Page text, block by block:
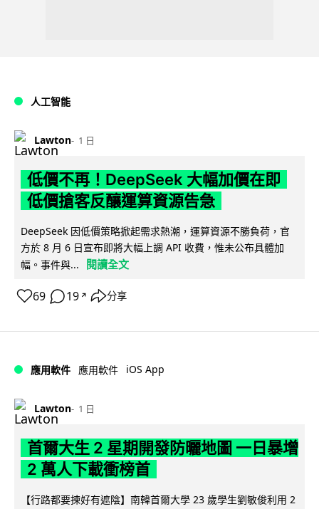
人工智能
Lawton 1 日
低價不再！DeepSeek 大幅加價在即
低價搶客反釀運算資源告急
DeepSeek 因低價策略掀起需求熱潮，運算資源不勝負荷，官
方於 8 月 6 日宣布即將大幅上調 API 收費，惟未公布具體加
幅。事件與...
閱讀全文
69 19 ↗ 分享
應用軟件 應用軟件 iOS App
Lawton 1 日
首爾大生 2 星期開發防曬地圖 一日暴增
2 萬人下載衝榜首
【行路都要揀好有遮陰】南韓首爾大學 23 歲學生劉敏俊利用 2